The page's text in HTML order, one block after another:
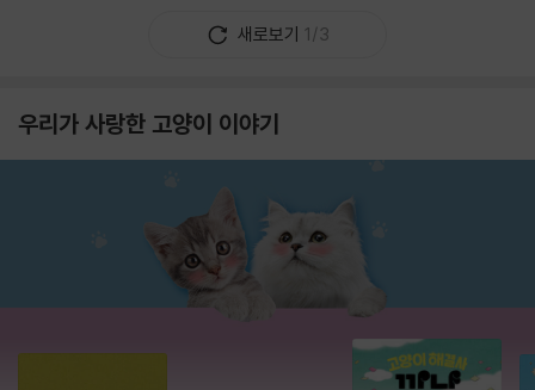
새로보기 1/3
우리가 사랑한 고양이 이야기